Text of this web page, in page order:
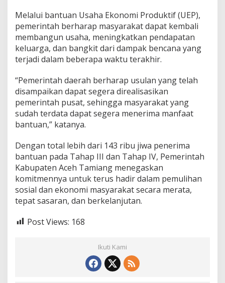
Melalui bantuan Usaha Ekonomi Produktif (UEP),
pemerintah berharap masyarakat dapat kembali
membangun usaha, meningkatkan pendapatan
keluarga, dan bangkit dari dampak bencana yang
terjadi dalam beberapa waktu terakhir.
“Pemerintah daerah berharap usulan yang telah
disampaikan dapat segera direalisasikan
pemerintah pusat, sehingga masyarakat yang
sudah terdata dapat segera menerima manfaat
bantuan,” katanya.
Dengan total lebih dari 143 ribu jiwa penerima
bantuan pada Tahap III dan Tahap IV, Pemerintah
Kabupaten Aceh Tamiang menegaskan
komitmennya untuk terus hadir dalam pemulihan
sosial dan ekonomi masyarakat secara merata,
tepat sasaran, dan berkelanjutan.
Post Views: 168
Ikuti Kami